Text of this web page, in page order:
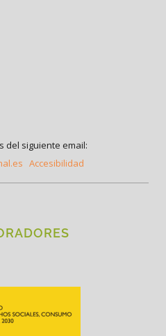
del siguiente email:
Accesibilidad